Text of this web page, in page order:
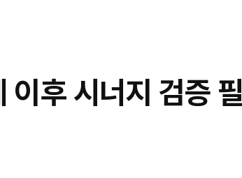
이후 시너지 검증